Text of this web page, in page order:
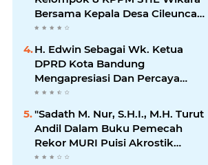
Bersama Kepala Desa Cileunca
di Kecamatan Bojong
H. Edwin Sebagai Wk. Ketua
DPRD Kota Bandung
Mengapresiasi Dan Percaya
Penuh Kepada Kepemimpinan
Merdi Hajiji Sebagai ketua DPD
Lpm Kota Bandung Periode
2021-2026
"Sadath M. Nur, S.H.I., M.H. Turut
Andil Dalam Buku Pemecah
Rekor MURI Puisi Akrostik
Terbanyak